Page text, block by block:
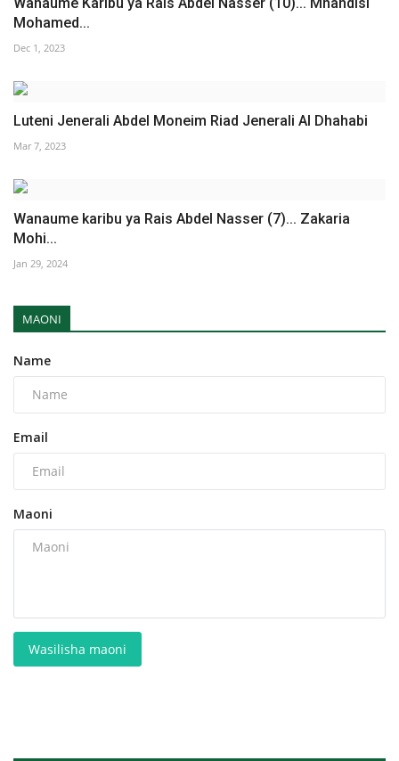
Mohamed...
Dec 1, 2023
Luteni Jenerali Abdel Moneim Riad Jenerali Al Dhahabi
Mar 7, 2023
Wanaume karibu ya Rais Abdel Nasser (7)... Zakaria
Mohi...
Jan 29, 2024
MAONI
Name
Email
Maoni
Wasilisha maoni